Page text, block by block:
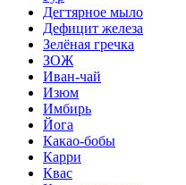
Дегтярное мыло
Дефицит железа
Зелёная гречка
ЗОЖ
Иван-чай
Изюм
Имбирь
Йога
Какао-бобы
Карри
Квас